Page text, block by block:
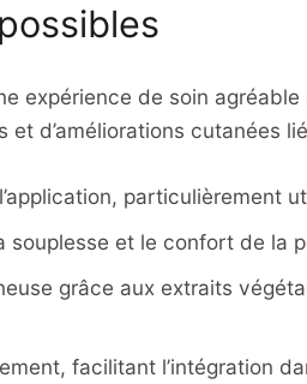
expérience de soin
d’améliorations cutanées
particulièrement
et le confort de la
grâce aux extraits
facilitant l’intégration